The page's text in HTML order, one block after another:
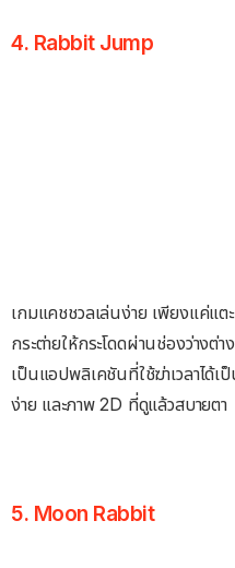
4. Rabbit Jump
เกมแคชชวลเล่นง่าย เพียงแค่แ
กระต่ายให้กระโดดผ่านช่องว่างต่
เป็นแอปพลิเคชันที่ใช้ฆ่าเวลาได้เ
ง่าย และภาพ 2D ที่ดูแล้วสบายตา
5. Moon Rabbit